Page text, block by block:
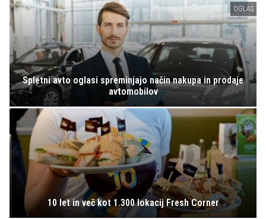
OGLAS
Spletni avto oglasi spreminjajo način nakupa in prodaje
avtomobilov
10 let in več kot 1.300 lokacij Fresh Corner